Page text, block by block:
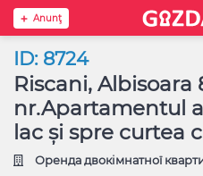
Anunţ
ID: 8724
Riscani, Albisoara
nr.Apartamentul
lac și spre curtea
Оренда двокімнатної